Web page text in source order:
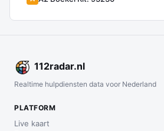
112radar.nl
Realtime hulpdiensten data voor Nederland
PLATFORM
Live kaart